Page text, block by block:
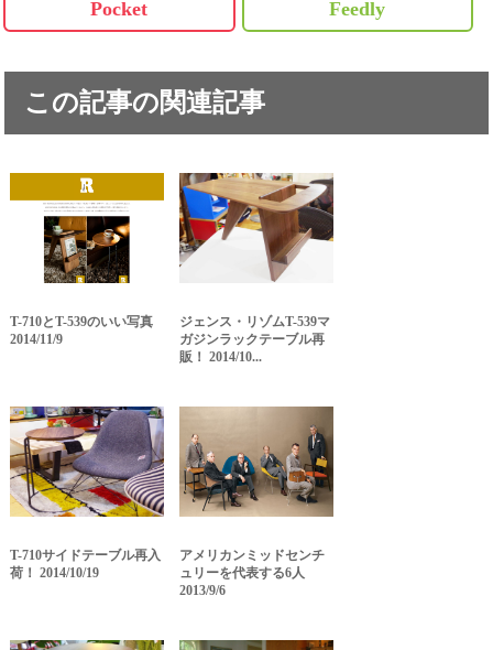
Pocket Feedly
この記事の関連記事
T-710とT-539のいい写真
2014/11/9
ジェンス・リゾムT-539マ
ガジンラックテーブル再
販！ 2014/10...
T-710サイドテーブル再入
荷！ 2014/10/19
アメリカンミッドセンチ
ュリーを代表する6人
2013/9/6